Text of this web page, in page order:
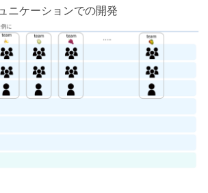
ニケーションでの開発